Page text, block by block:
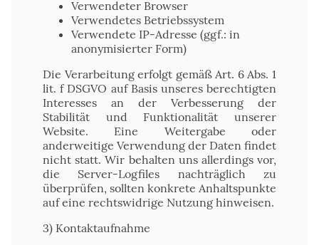
Verwendeter Browser
Verwendetes Betriebssystem
Verwendete IP-Adresse (ggf.: in
anonymisierter Form)
Die Verarbeitung erfolgt gemäß Art. 6 Abs. 1
lit. f DSGVO auf Basis unseres berechtigten
Interesses an der Verbesserung der
Stabilität und Funktionalität unserer
Website. Eine Weitergabe oder
anderweitige Verwendung der Daten findet
nicht statt. Wir behalten uns allerdings vor,
die Server-Logfiles nachträglich zu
überprüfen, sollten konkrete Anhaltspunkte
auf eine rechtswidrige Nutzung hinweisen.
3) Kontaktaufnahme